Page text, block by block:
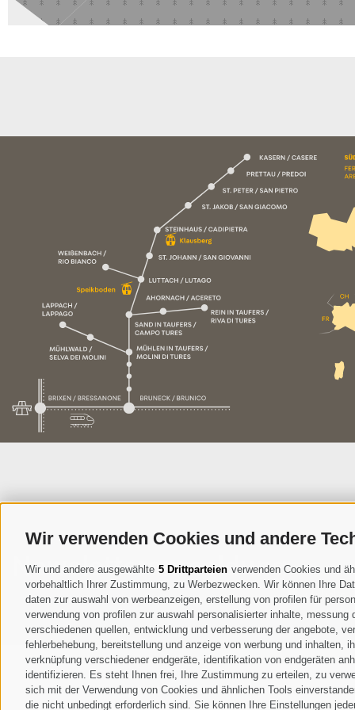
Wir verwenden Cookies und andere
Wir und andere ausgewählte 5 Drittparteien verwenden Cookies und
vorbehaltlich Ihrer Zustimmung, zu Werbezwecken. Wir können Ihre
daten zur auswahl von werbeanzeigen, erstellung von profilen für
verwendung von profilen zur auswahl personalisierter inhalte,
verschiedenen quellen, entwicklung und verbesserung der angebote,
fehlerbehebung, bereitstellung und anzeige von werbung und
verknüpfung verschiedener endgeräte, identifikation von endgeräten
identifizieren. Es steht Ihnen frei, Ihre Zustimmung zu erteilen, zu
sich mit der Verwendung von Cookies und ähnlichen Tools
die nicht unbedingt erforderlich sind. Sie können Ihre Einstellungen
Newsletteranmeldung
Ich habe
Daten